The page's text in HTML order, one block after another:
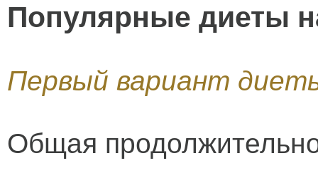
Популярные диеты
Первый вариант
Общая